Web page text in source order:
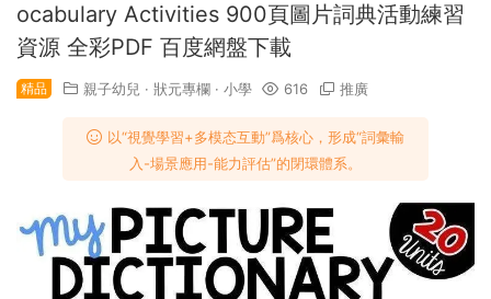
ocabulary Activities 900頁圖片詞典活動練習
資源 全彩PDF 百度網盤下載
精品 親子幼兒 · 狀元專欄 · 小學 616 推廣
以“視覺學習+多模态互動”爲核心，形成“詞彙輸
入-場景應用-能力評估”的閉環體系。